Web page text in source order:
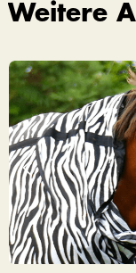
Weitere